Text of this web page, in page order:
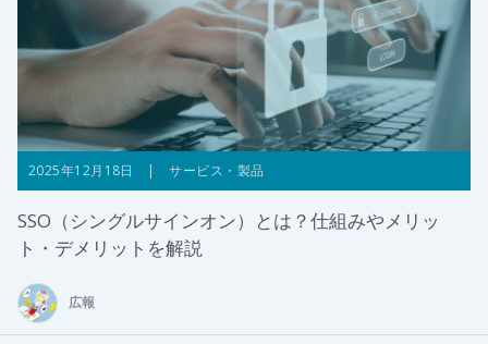
2025年12月18日 | サービス・製品
SSO（シングルサインオン）とは？仕組みやメリッ
ト・デメリットを解説
広報